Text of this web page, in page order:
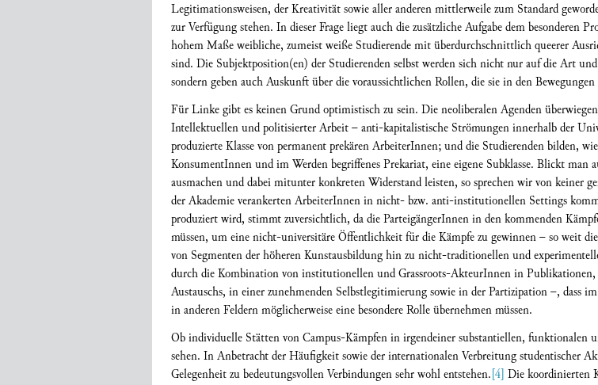
Legitimationsweisen, der Kreativität sowie aller anderen mittlerweile zum Standard
zur Verfügung stehen. In dieser Frage liegt auch die zusätzliche Aufgabe dem besonderen
hohem Maße weibliche, zumeist weiße Studierende mit überdurchschnittlich queerer
sind. Die Subjektposition(en) der Studierenden selbst werden sich nicht nur auf die Art
sondern geben auch Auskunft über die voraussichtlichen Rollen, die sie in den Bewegungen
Für Linke gibt es keinen Grund optimistisch zu sein. Die neoliberalen Agenden
Intellektuellen und politisierter Arbeit – anti-kapitalistische Strömungen innerhalb der
produzierte Klasse von permanent prekären ArbeiterInnen; und die Studierenden bilden,
KonsumentInnen und im Werden begriffenes Prekariat, eine eigene Subklasse. Blickt man
ausmachen und dabei mitunter konkreten Widerstand leisten, so sprechen wir von keiner
der Akademie verankerten ArbeiterInnen in nicht- bzw. anti-institutionellen Settings
produziert wird, stimmt zuversichtlich, da die ParteigängerInnen in den kommenden
müssen, um eine nicht-universitäre Öffentlichkeit für die Kämpfe zu gewinnen – so weit
von Segmenten der höheren Kunstausbildung hin zu nicht-traditionellen und
durch die Kombination von institutionellen und Grassroots-AkteurInnen in
Austauschs, in einer zunehmenden Selbstlegitimierung sowie in der Partizipation –, dass
in anderen Feldern möglicherweise eine besondere Rolle übernehmen müssen.
Ob individuelle Stätten von Campus-Kämpfen in irgendeiner substantiellen, funktionalen
sehen. In Anbetracht der Häufigkeit sowie der internationalen Verbreitung studentischer
Gelegenheit zu bedeutungsvollen Verbindungen sehr wohl entstehen.[4] Die koordinierten